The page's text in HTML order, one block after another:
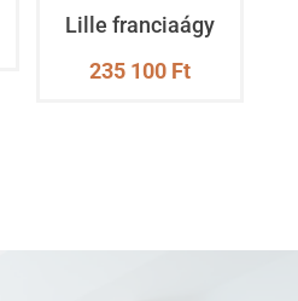
Lille franciaágy
235 100 Ft